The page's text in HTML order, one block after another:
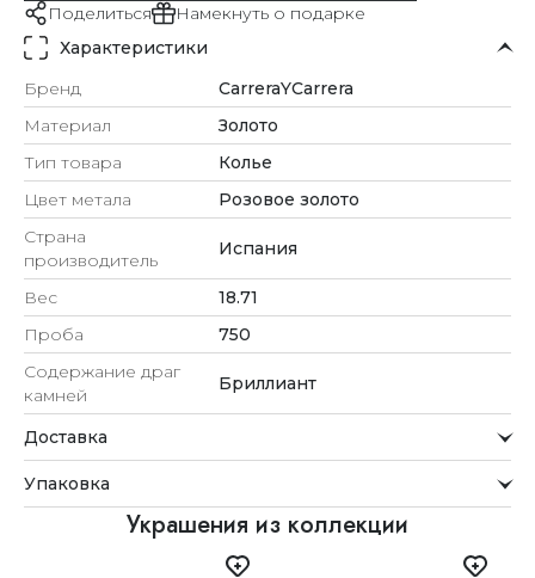
Поделиться
Намекнуть о подарке
Характеристики
Бренд
CarreraYCarrera
Материал
Золото
Тип товара
Колье
Цвет метала
Розовое золото
Страна
производитель
Испания
Вес
18.71
Проба
750
Содержание драг
камней
Бриллиант
Доставка
Мы стремимся обрабатывать заказы максимально
быстро и доставлять их прямо до вашей двери в
удобное для вас время.
Упаковка
Внимание к деталям
Каждое украшение проходит тщательную проверку
Украшения из коллекции